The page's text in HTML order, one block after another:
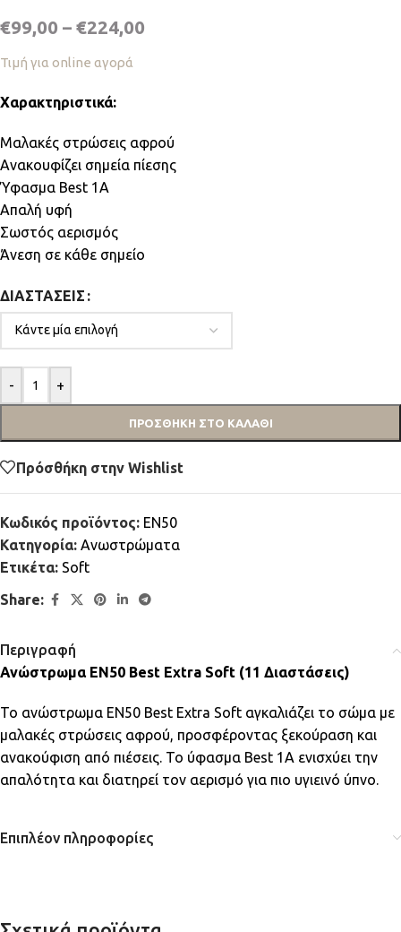
€99,00 – €224,00
Τιμή για online αγορά
Χαρακτηριστικά:
Μαλακές στρώσεις αφρού
Ανακουφίζει σημεία πίεσης
Ύφασμα Best 1A
Απαλή υφή
Σωστός αερισμός
Άνεση σε κάθε σημείο
ΔΙΑΣΤΆΣΕΙΣ
- +
ΠΡΟΣΘΉΚΗ ΣΤΟ ΚΑΛΆΘΙ
Πρόσθήκη στην Wishlist
Κωδικός προϊόντος: EN50
Κατηγορία: Ανωστρώματα
Ετικέτα: Soft
Share:
Περιγραφή
Ανώστρωμα EN50 Best Extra Soft (11 Διαστάσεις)
Το ανώστρωμα EN50 Best Extra Soft αγκαλιάζει το σώμα με
μαλακές στρώσεις αφρού, προσφέροντας ξεκούραση και
ανακούφιση από πιέσεις. Το ύφασμα Best 1A ενισχύει την
απαλότητα και διατηρεί τον αερισμό για πιο υγιεινό ύπνο.
Επιπλέον πληροφορίες